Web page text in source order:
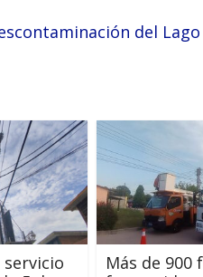
del
Más de 900